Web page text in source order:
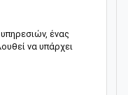
ένας
να υπάρχει